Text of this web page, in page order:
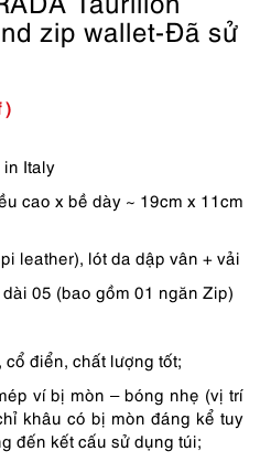
zip wallet-Đã sử
)
in Italy
cao x bề dày ~ 19cm x 11cm
leather), lót da dập vân + vải
05 (bao gồm 01 ngăn Zip)
điển, chất lượng tốt;
ví bị mòn – bóng nhẹ (vị trí
khâu có bị mòn đáng kể tuy
đến kết cấu sử dụng túi;